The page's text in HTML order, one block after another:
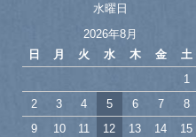
水曜日
2026年8月
日
月 火 水 木 金
土
1
2
3 4 5 6 7
8
9
10 11 12 13 14
15